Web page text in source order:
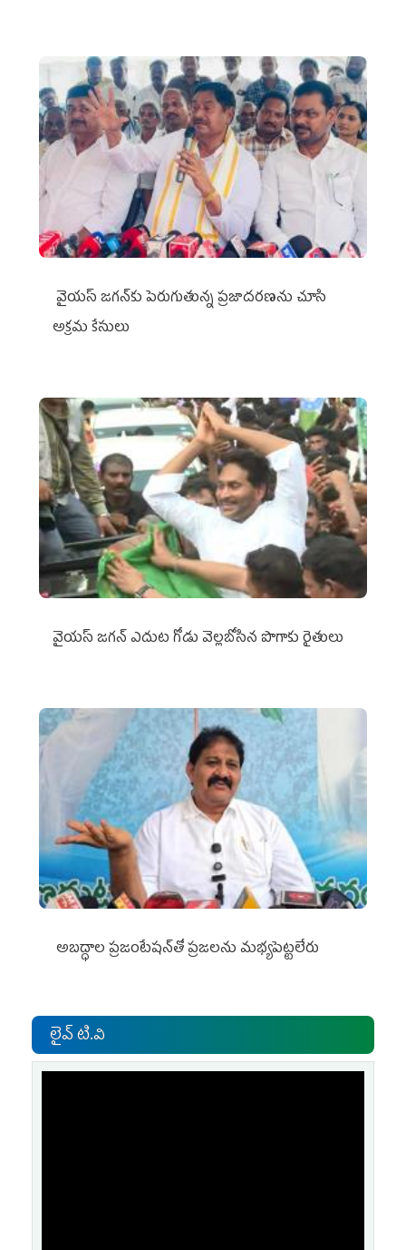
వైయ‌స్ జగన్‌కు పెరుగుతున్న ప్రజాదరణను చూసి
అక్రమ కేసులు
వైయ‌స్‌ జగన్ ఎదుట గోడు వెల్లబోసిన పొగాకు రైతులు
అబద్ధాల ప్రజంటేషన్‌తో ప్రజలను మభ్యపెట్టలేరు
లైవ్ టి.వి